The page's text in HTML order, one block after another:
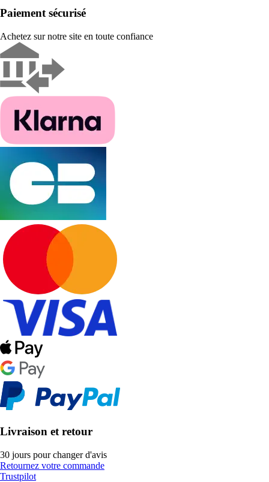
Paiement sécurisé
Achetez sur notre site en toute confiance
Livraison et retour
30 jours pour changer d'avis
Retournez votre commande
Trustpilot